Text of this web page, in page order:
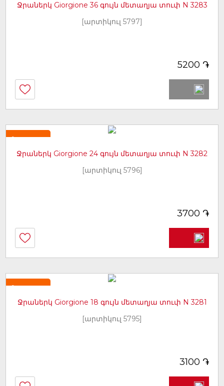
Ջրաներկ Giorgione 36 գույն մետաղյա տուփ N 3283
[արտիկուլ 5797]
5200 ֏
Նորույթ
Ջրաներկ Giorgione 24 գույն մետաղյա տուփ N 3282
[արտիկուլ 5796]
3700 ֏
Նորույթ
Ջրաներկ Giorgione 18 գույն մետաղյա տուփ N 3281
[արտիկուլ 5795]
3100 ֏